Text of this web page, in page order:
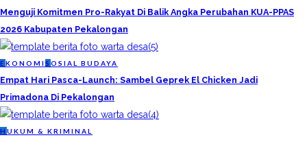
Menguji Komitmen Pro-Rakyat Di Balik Angka Perubahan KUA-PPAS
2026 Kabupaten Pekalongan
EKONOMI S OSIAL BUDAYA
Empat Hari Pasca-Launch: Sambel Geprek El Chicken Jadi
Primadona Di Pekalongan
H UKUM & KRIMINAL